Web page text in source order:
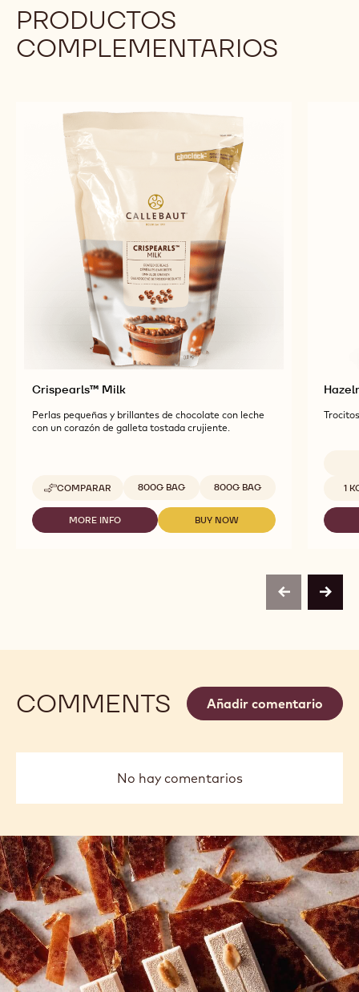
PRODUCTOS
COMPLEMENTARIOS
Crispearls™ Milk
Perlas pequeñas y brillantes de chocolate con leche
con un corazón de galleta tostada crujiente.
COMPARAR
-
CRISPEARLS™
MILK
Tamaños disponibles
800G BAG 800G BAG
MORE INFO
-
BUY NOW
-
1
previousnext
COMMENTS Añadir comentario
No hay comentarios